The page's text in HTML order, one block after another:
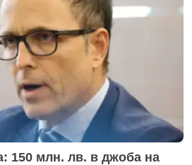
150 млн. лв. в джоба на